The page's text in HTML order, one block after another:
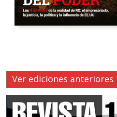
Ver ediciones anteriores